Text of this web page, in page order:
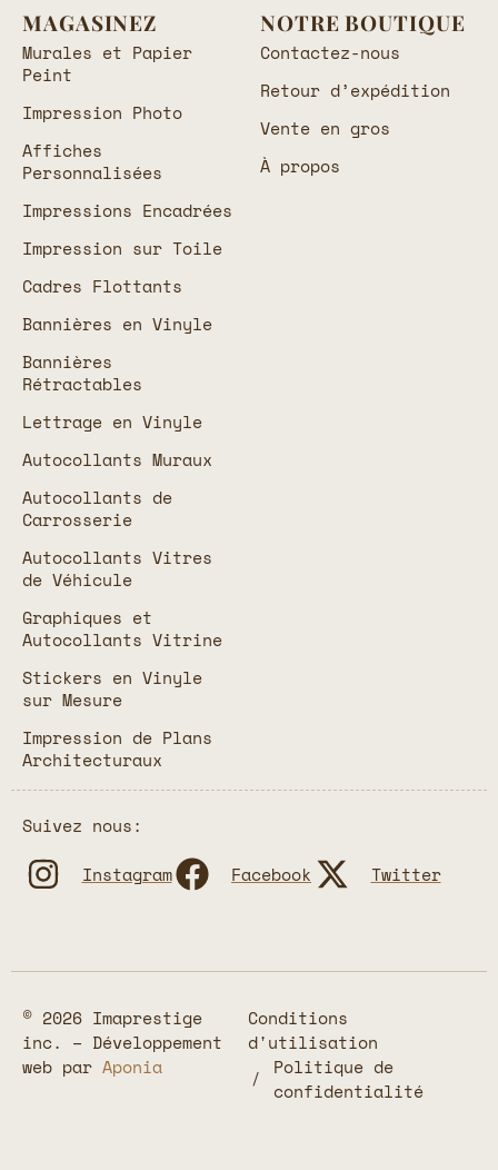
MAGASINEZ
Murales et Papier
Peint
Impression Photo
Affiches
Personnalisées
Impressions Encadrées
Impression sur Toile
Cadres Flottants
Bannières en Vinyle
Bannières
Rétractables
Lettrage en Vinyle
Autocollants Muraux
Autocollants de
Carrosserie
Autocollants Vitres
de Véhicule
Graphiques et
Autocollants Vitrine
Stickers en Vinyle
sur Mesure
Impression de Plans
Architecturaux
NOTRE BOUTIQUE
Contactez-nous
Retour d’expédition
Vente en gros
À propos
Suivez nous:
Instagram
Facebook Twitter
© 2026 Imaprestige
inc. – Développement
web par Aponia
Conditions
d'utilisation
Politique de
confidentialité